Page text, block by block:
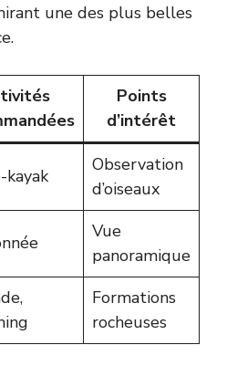
une des plus belles
Points
d’intérêt
kayak
Observation
d’oiseaux
Vue
panoramique
Formations
rocheuses